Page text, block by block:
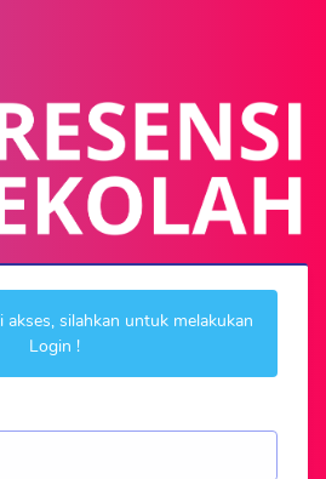
silahkan untuk melakukan
Login !